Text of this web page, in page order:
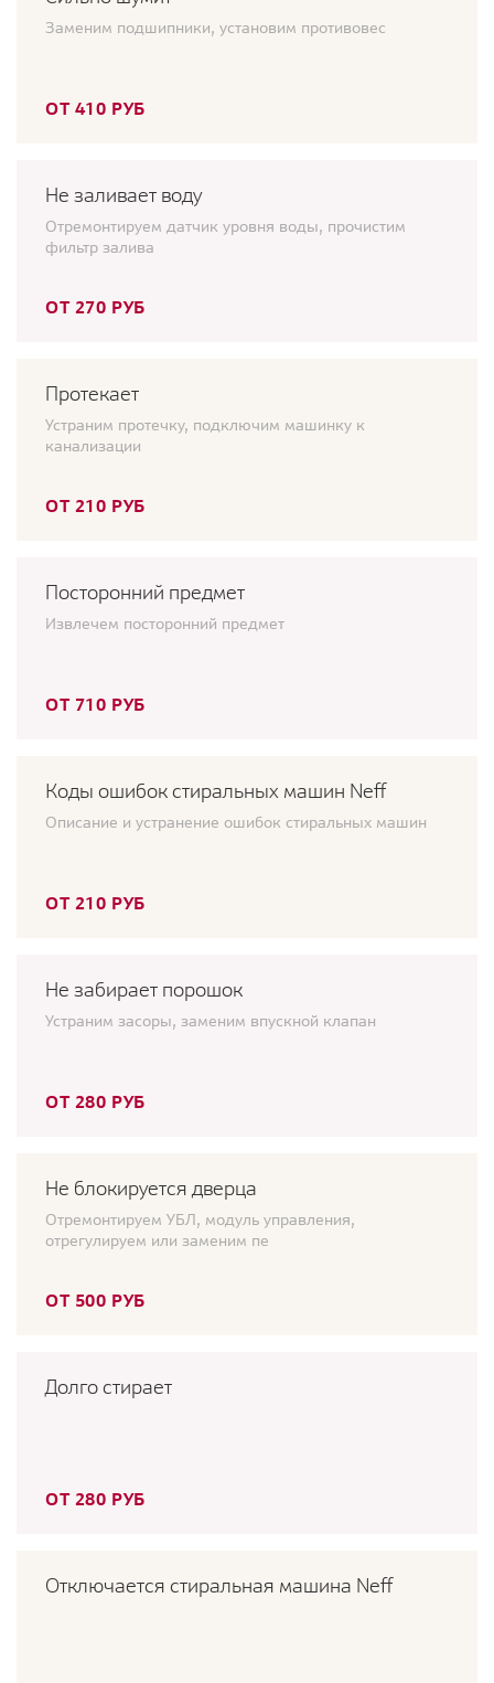
Заменим подшипники, установим противовес
ОТ 410 РУБ
Не заливает воду
Отремонтируем датчик уровня воды, прочистим
фильтр залива
ОТ 270 РУБ
Протекает
Устраним протечку, подключим машинку к
канализации
ОТ 210 РУБ
Посторонний предмет
Извлечем посторонний предмет
ОТ 710 РУБ
Коды ошибок стиральных машин Neff
Описание и устранение ошибок стиральных машин
ОТ 210 РУБ
Не забирает порошок
Устраним засоры, заменим впускной клапан
ОТ 280 РУБ
Не блокируется дверца
Отремонтируем УБЛ, модуль управления,
отрегулируем или заменим пе
ОТ 500 РУБ
Долго стирает
ОТ 280 РУБ
Отключается стиральная машина Neff